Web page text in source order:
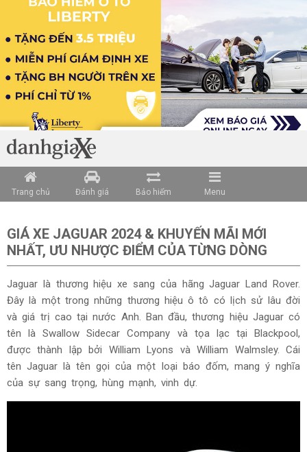
Trang chủ Đánh giá Bảo hiểm Menu
GIÁ XE JAGUAR 2024 & KHUYẾN MÃI MỚI
NHẤT, ƯU NHƯỢC ĐIỂM CỦA TỪNG DÒNG
Jaguar là thương hiệu xe sang của hãng Jaguar Land Rover.
Đây là một trong những thương hiệu ô tô có lịch sử lâu đời
và giá trị cao tại nước Anh. Ban đầu, thương hiệu Jaguar có
tên là Swallow Sidecar Company và tọa lạc tại Blackpool,
được thành lập bởi William Lyons và William Walmsley. Cái
tên Jaguar là tên gọi của một loại báo đốm, mang ý nghĩa
của sự sang trọng, hùng mạnh, vinh dự.
Loading data ...